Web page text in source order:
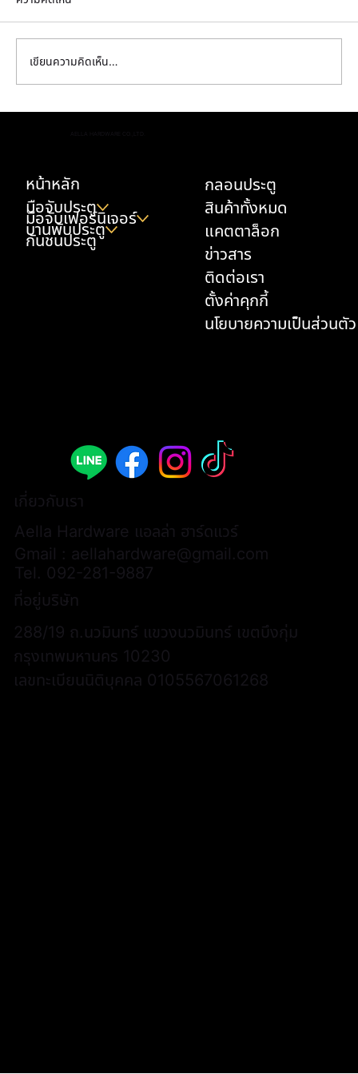
เขียนความคิดเห็น…
หน้าหลัก
มือจับประตู
มือจับเฟอร์นิเจอร์
บานพับประตู
กันชนประตู
กลอนประตู
สินค้าทั้งหมด
แคตตาล็อก
ข่าวสาร
ติดต่อเรา
ตั้งค่าคุกกี้
นโยบายความเป็นส่วนตัว
เกี่ยวกับเรา
Aella Hardware แอลล่า ฮาร์ดแวร์
Gmail : aellahardware@gmail.com
Tel. 092-281-9887
ที่อยู่บริษัท
288/19 ถ.นวมินทร์ แขวงนวมินทร์ เขตบึงกุ่ม
กรุงเทพมหานคร 10230
เลขทะเบียนนิติบุคคล 0105567061268